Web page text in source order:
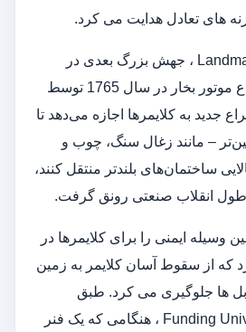
های تعادل هدایت می کرد.
به گفته Landmark Elevators ، جهش بزرگ بعدی در
فناوری کلایمر با اختراع موتور بخار در سال 1765 توسط
جدید به کلایمرها اجازه می‌دهد تا
– مانند زغال سنگ، چوب و
ساختمان‌های بلندتر منتقل کنند،
انقلاب صنعتی رونق گرفت.
وسیله ایمنی را برای کلایمرها در
کرد که از سقوط آسان کلایمر به زمین
ها جلوگیری می کرد. طبق
تاریخچه شرکت Funding Universe ، هنگامی که یک فنر